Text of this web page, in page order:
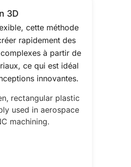
3D
cette méthode
rapidement des
à partir de
ce qui est idéal
innovantes.